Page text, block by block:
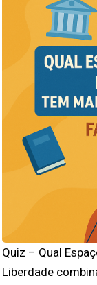
Quiz – Qual
Liberdade